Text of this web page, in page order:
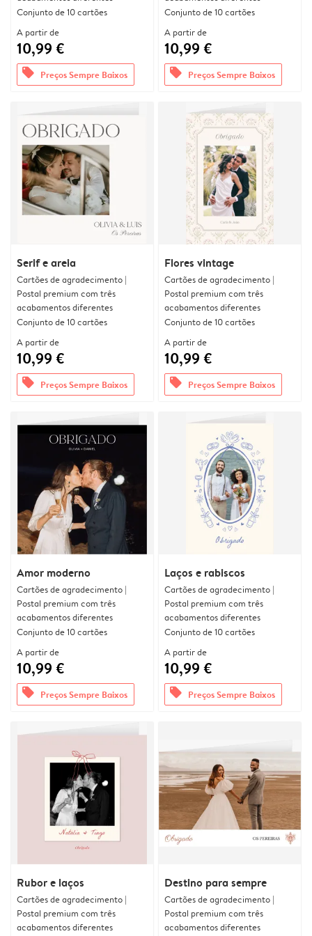
Conjunto de 10 cartões
A partir de
10,99 €
offers Preços Sempre Baixos
Conjunto de 10 cartões
A partir de
10,99 €
offers Preços Sempre Baixos
Serif e areia
Cartões de agradecimento |
Postal premium com três
acabamentos diferentes
Conjunto de 10 cartões
A partir de
10,99 €
offers Preços Sempre Baixos
Flores vintage
Cartões de agradecimento |
Postal premium com três
acabamentos diferentes
Conjunto de 10 cartões
A partir de
10,99 €
offers Preços Sempre Baixos
Amor moderno
Cartões de agradecimento |
Postal premium com três
acabamentos diferentes
Conjunto de 10 cartões
A partir de
10,99 €
offers Preços Sempre Baixos
Laços e rabiscos
Cartões de agradecimento |
Postal premium com três
acabamentos diferentes
Conjunto de 10 cartões
A partir de
10,99 €
offers Preços Sempre Baixos
Rubor e laços
Cartões de agradecimento |
Postal premium com três
acabamentos diferentes
Destino para sempre
Cartões de agradecimento |
Postal premium com três
acabamentos diferentes